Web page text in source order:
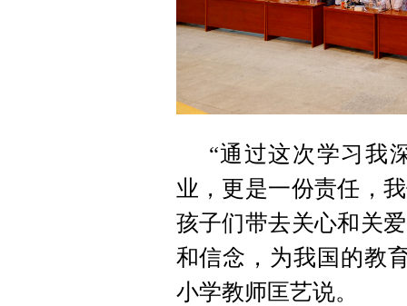
“通过这次学习我
业，更是一份责任，
孩子们带去关心和关
和信念，为我国的教
小学教师匡艺说。